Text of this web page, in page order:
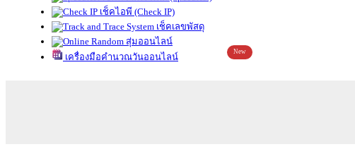
เช็คไอพี (Check IP)
เช็คเลขพัสดุ
สุ่มออนไลน์
เครื่องมือคำนวณวันออนไลน์
New